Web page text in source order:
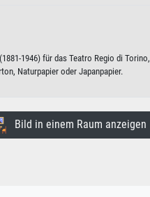
1946) für das Teatro Regio di Torino,
Naturpapier oder Japanpapier.
Bild in einem Raum anzeigen